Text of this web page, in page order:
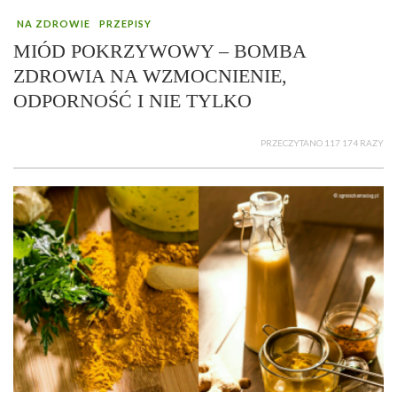
NA ZDROWIE PRZEPISY
MIÓD POKRZYWOWY – BOMBA
ZDROWIA NA WZMOCNIENIE,
ODPORNOŚĆ I NIE TYLKO
PRZECZYTANO 117 174 RAZY